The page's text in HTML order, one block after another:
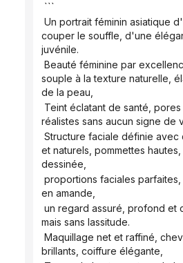
```
couper le souffle, d'une
juvénile.
souple à la texture naturelle,
de la peau,
réalistes sans aucun signe de
et naturels, pommettes
dessinée,
en amande,
mais sans lassitude.
brillants, coiffure élégante,